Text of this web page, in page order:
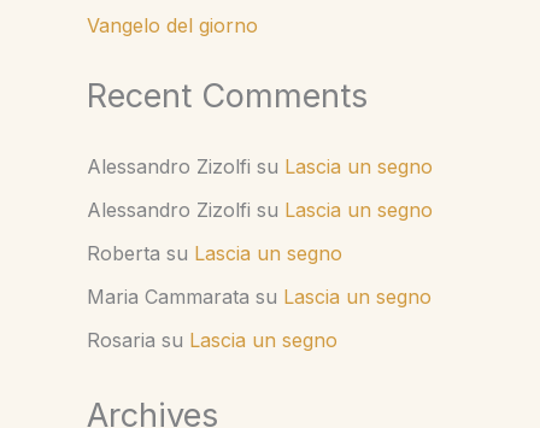
Vangelo del giorno
Recent Comments
Alessandro Zizolfi su Lascia un segno
Alessandro Zizolfi su Lascia un segno
Roberta su Lascia un segno
Maria Cammarata su Lascia un segno
Rosaria su Lascia un segno
Archives